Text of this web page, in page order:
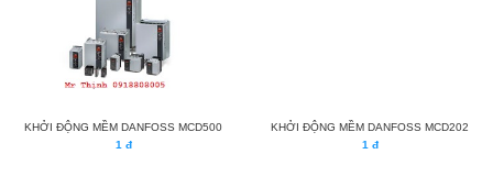
KHỞI ĐỘNG MỀM DANFOSS MCD500
1 đ
KHỞI ĐỘNG MỀM DANFOSS MCD202
1 đ